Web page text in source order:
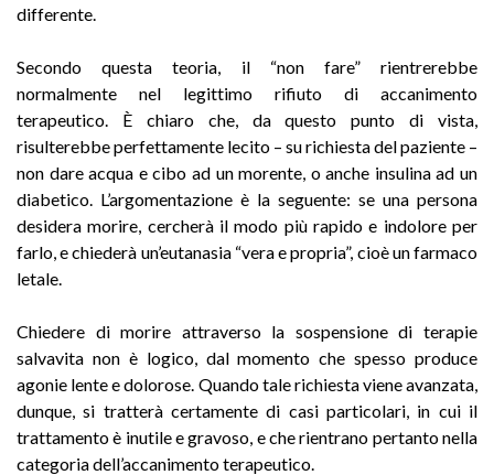
differente.
Secondo questa teoria, il “non fare” rientrerebbe
normalmente nel legittimo rifiuto di accanimento
terapeutico. È chiaro che, da questo punto di vista,
risulterebbe perfettamente lecito – su richiesta del paziente –
non dare acqua e cibo ad un morente, o anche insulina ad un
diabetico. L’argomentazione è la seguente: se una persona
desidera morire, cercherà il modo più rapido e indolore per
farlo, e chiederà un’eutanasia “vera e propria”, cioè un farmaco
letale.
Chiedere di morire attraverso la sospensione di terapie
salvavita non è logico, dal momento che spesso produce
agonie lente e dolorose. Quando tale richiesta viene avanzata,
dunque, si tratterà certamente di casi particolari, in cui il
trattamento è inutile e gravoso, e che rientrano pertanto nella
categoria dell’accanimento terapeutico.